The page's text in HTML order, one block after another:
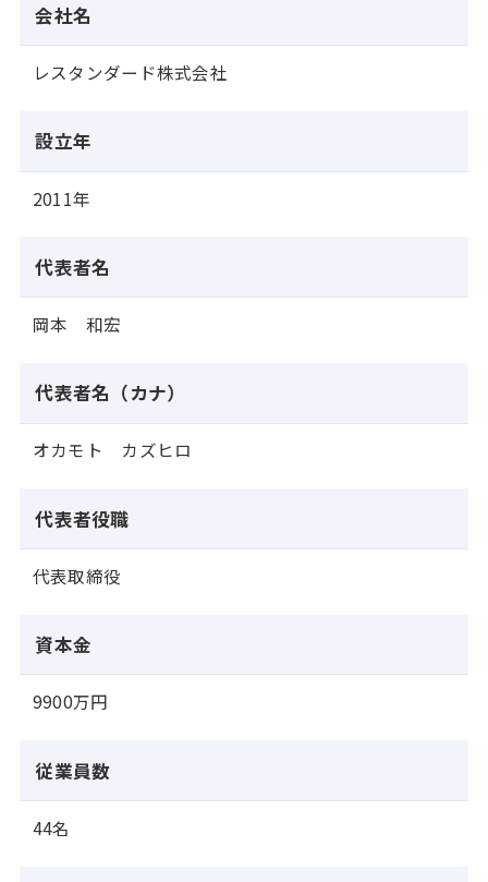
会社名
レスタンダード株式会社
設立年
2011年
代表者名
岡本 和宏
代表者名（カナ）
オカモト カズヒロ
代表者役職
代表取締役
資本金
9900万円
従業員数
44名